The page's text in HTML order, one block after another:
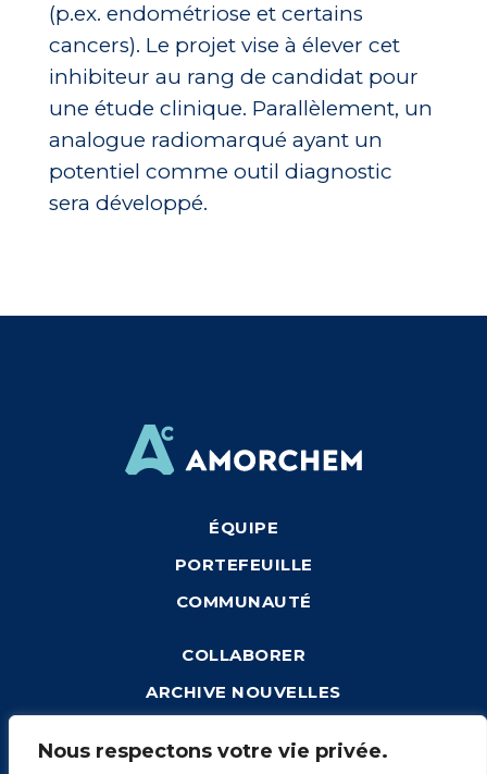
Nous respectons votre vie privée.
(p.ex. endométriose et certains
cancers). Le projet vise à élever cet
inhibiteur au rang de candidat pour
une étude clinique. Parallèlement, un
analogue radiomarqué ayant un
potentiel comme outil diagnostic
sera développé.
ÉQUIPE
PORTEFEUILLE
COMMUNAUTÉ
COLLABORER
ARCHIVE NOUVELLES